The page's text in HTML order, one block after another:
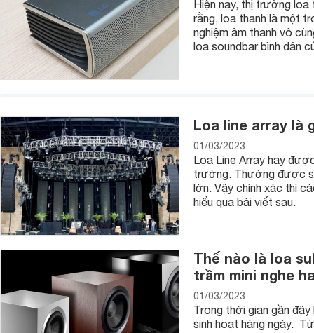
Hiện nay, thị trường loa
rằng, loa thanh là một
nghiệm âm thanh vô
loa soundbar bình dân
Loa line array là
01/03/2023
Loa Line Array hay
trường. Thường được
lớn. Vậy chính xác thì
hiểu qua bài viết sau.
Thế nào là loa
trầm mini nghe
01/03/2023
Trong thời gian gần
sinh hoạt hàng ngày.